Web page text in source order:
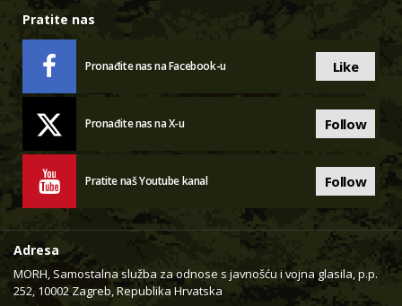
Pratite nas
Pronađite nas na Facebook-u Like
Pronađite nas na X-u Follow
Pratite naš Youtube kanal Follow
Adresa
MORH, Samostalna služba za odnose s javnošću i vojna glasila, p.p.
252, 10002 Zagreb, Republika Hrvatska